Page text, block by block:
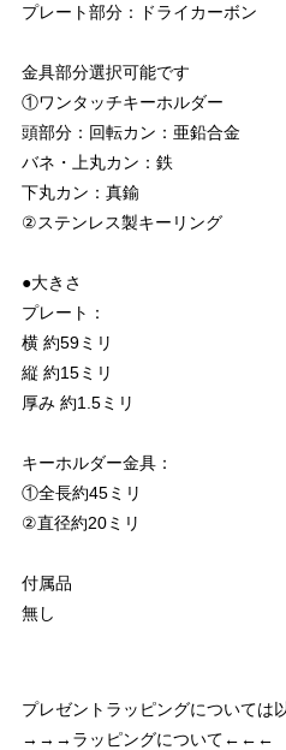
プレート部分：ドライカーボン
金具部分選択可能です
①ワンタッチキーホルダー
頭部分：回転カン：亜鉛合金
バネ・上丸カン：鉄
下丸カン：真鍮
②ステンレス製キーリング
●大きさ
プレート：
横 約59ミリ
縦 約15ミリ
厚み 約1.5ミリ
キーホルダー金具：
①全長約45ミリ
②直径約20ミリ
付属品
無し
プレゼントラッピングについては
→→→ラッピングについて←←←